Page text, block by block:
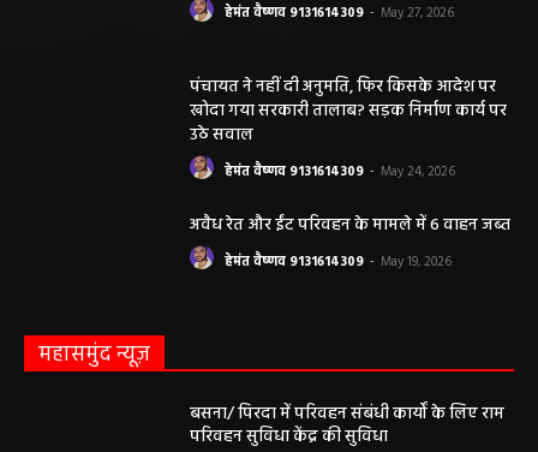
हेमंत वैष्णव 9131614309 - May 27, 2026
पंचायत ने नहीं दी अनुमति, फिर किसके आदेश पर
खोदा गया सरकारी तालाब? सड़क निर्माण कार्य पर
उठे सवाल
हेमंत वैष्णव 9131614309 - May 24, 2026
अवैध रेत और ईंट परिवहन के मामले में 6 वाहन जब्त
हेमंत वैष्णव 9131614309 - May 19, 2026
महासमुंद न्यूज़
बसना/ पिरदा में परिवहन संबंधी कार्यों के लिए राम
परिवहन सुविधा केंद्र की सुविधा